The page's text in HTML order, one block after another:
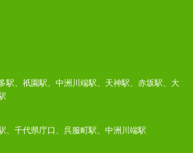
駅、祇園駅、中洲川端駅、天神駅、赤坂駅、大
、千代県庁口、呉服町駅、中洲川端駅